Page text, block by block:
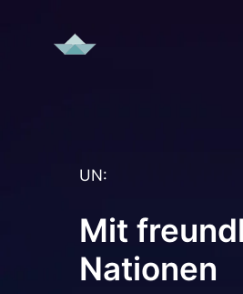
springen
UN:
Mit
Nationen